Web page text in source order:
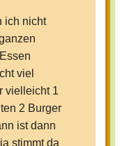
ich nicht
viel
vielleicht 1
2 Burger
ist dann
stimmt da